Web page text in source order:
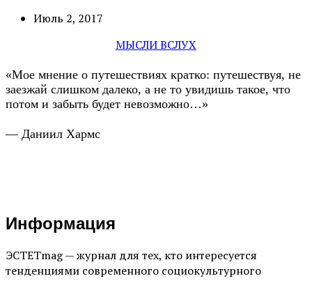
Июль 2, 2017
МЫСЛИ ВСЛУХ
«Мое мнение о путешествиях кратко: путешествуя, не
заезжай слишком далеко, а не то увидишь такое, что
потом и забыть будет невозможно…»
— Даниил Хармс
Информация
ЭСТЕТmag — журнал для тех, кто интересуется
тенденциями современного социокультурного